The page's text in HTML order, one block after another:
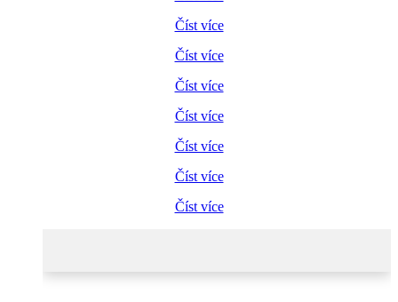
Číst více
Číst více
Číst více
Číst více
Číst více
Číst více
Číst více